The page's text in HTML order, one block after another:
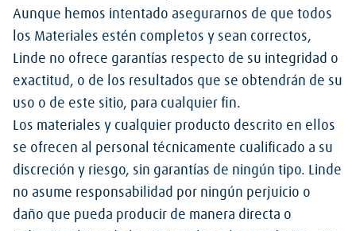
Aunque hemos intentado asegurarnos de que todos
los Materiales estén completos y sean correctos,
Linde no ofrece garantías respecto de su integridad o
exactitud, o de los resultados que se obtendrán de su
uso o de este sitio, para cualquier fin.
Los materiales y cualquier producto descrito en ellos
se ofrecen al personal técnicamente cualificado a su
discreción y riesgo, sin garantías de ningún tipo. Linde
no asume responsabilidad por ningún perjuicio o
daño que pueda producir de manera directa o